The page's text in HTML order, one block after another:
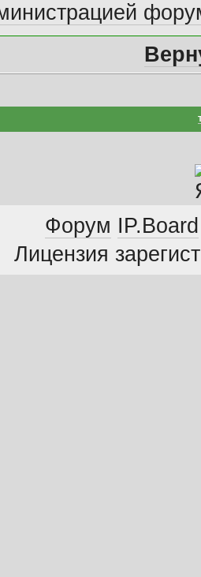
Форум IP.Board
Лицензия